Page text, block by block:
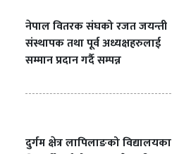
नेपाल वितरक संघको रजत जयन्ती
संस्थापक तथा पूर्व अध्यक्षहरुलाई
सम्मान प्रदान गर्दै सम्पन्न
दुर्गम क्षेत्र लापिलाङको विद्यालयका